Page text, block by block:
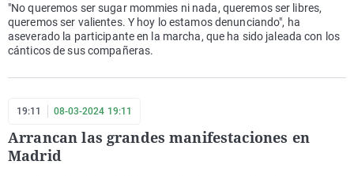
"No queremos ser sugar mommies ni nada, queremos ser libres,
queremos ser valientes. Y hoy lo estamos denunciando", ha
aseverado la participante en la marcha, que ha sido jaleada con los
cánticos de sus compañeras.
19:11 08-03-2024 19:11
Arrancan las grandes manifestaciones en
Madrid